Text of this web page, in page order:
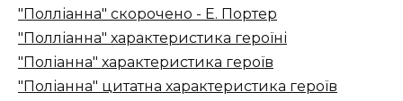
"Полліанна" скорочено - Е. Портер
"Полліанна" характеристика героїні
"Поліанна" характеристика героїв
"Поліанна" цитатна характеристика героїв